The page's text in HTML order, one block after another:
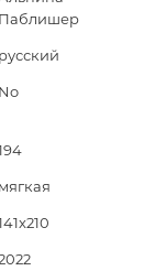
Паблишер
русский
No
мягкая